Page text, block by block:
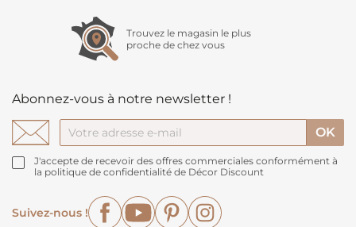
Trouvez le magasin le plus
proche de chez vous
Abonnez-vous à notre newsletter !
J'accepte de recevoir des offres commerciales conformément à
la politique de confidentialité de Décor Discount
Suivez-nous !
FacebookYouTubePinterest